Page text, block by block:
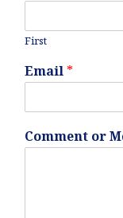
First
Email *
Comment or